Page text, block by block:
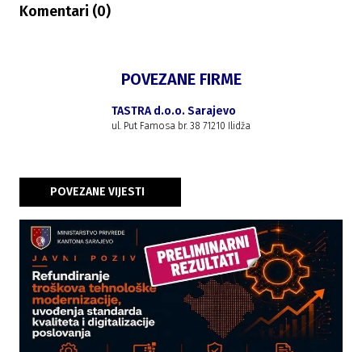
Komentari (0)
POVEZANE FIRME
TASTRA d.o.o. Sarajevo
ul. Put Famosa br. 38 71210 Ilidža
POVEZANE VIJESTI